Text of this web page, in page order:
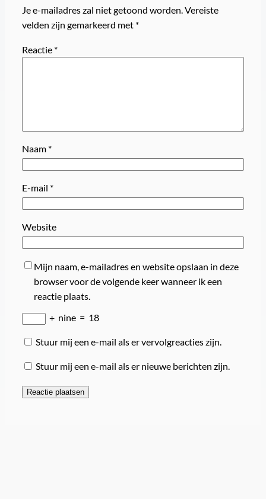
Je e-mailadres zal niet getoond worden.Vereiste
velden zijn gemarkeerd met *
Reactie *
Naam *
E-mail *
Website
Mijn naam, e-mailadres en website opslaan in deze
browser voor de volgende keer wanneer ik een
reactie plaats.
+ nine = 18
Stuur mij een e-mail als er vervolgreacties zijn.
Stuur mij een e-mail als er nieuwe berichten zijn.